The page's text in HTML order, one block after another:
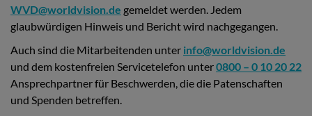
WVD@worldvision.de gemeldet werden. Jedem
glaubwürdigen Hinweis und Bericht wird nachgegangen.
Auch sind die Mitarbeitenden unter info@worldvision.de
und dem kostenfreien Servicetelefon unter0800 – 0 10 20 22
Ansprechpartner für Beschwerden, die die Patenschaften
und Spenden betreffen.